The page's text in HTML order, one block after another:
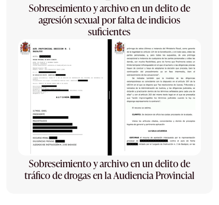
Sobreseimiento y archivo en un delito de
agresión sexual por falta de indicios
suficientes
Sobreseimiento y archivo en un delito de
tráfico de drogas en la Audiencia Provincial